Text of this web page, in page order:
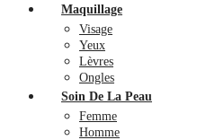
Maquillage
Visage
Yeux
Lèvres
Ongles
Soin De La Peau
Femme
Homme